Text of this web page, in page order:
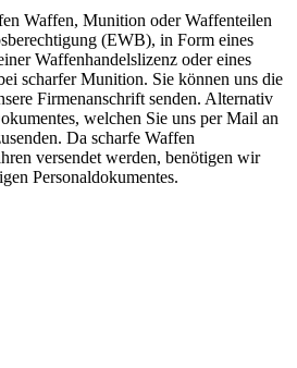
Waffen, Munition oder Waffenteilen
(EWB), in Form eines
Waffenhandelslizenz oder eines
scharfer Munition. Sie können uns die
Firmenanschrift senden. Alternativ
welchen Sie uns per Mail an
Da scharfe Waffen
versendet werden, benötigen wir
Personaldokumentes.